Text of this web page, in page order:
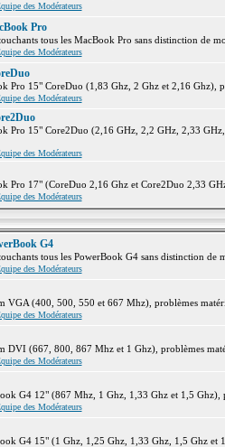
des Modérateurs
Pro
tous les MacBook Pro sans distinction de
des Modérateurs
Pro 15" CoreDuo (1,83 Ghz, 2 Ghz et 2,16 Ghz),
des Modérateurs
Pro 15" Core2Duo (2,16 GHz, 2,2 GHz, 2,33
des Modérateurs
Pro 17" (CoreDuo 2,16 Ghz et Core2Duo 2,33
des Modérateurs
G4
tous les PowerBook G4 sans distinction de
des Modérateurs
VGA (400, 500, 550 et 667 Mhz), problèmes
des Modérateurs
DVI (667, 800, 867 Mhz et 1 Ghz), problèmes
des Modérateurs
G4 12" (867 Mhz, 1 Ghz, 1,33 Ghz et 1,5 Ghz),
des Modérateurs
G4 15" (1 Ghz, 1,25 Ghz, 1,33 Ghz, 1,5 Ghz et